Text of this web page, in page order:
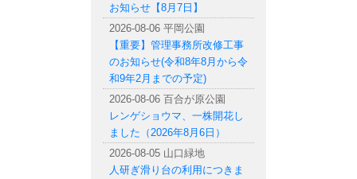
お知らせ【8月7日】
2026-08-06 平岡公園
【重要】管理事務所改修工事
のお知らせ(令和8年8月から令
和9年2月までの予定)
2026-08-06 百合が原公園
レンゲショウマ、一株開花し
ました（2026年8月6日）
2026-08-05 山口緑地
人研ぎ滑り台の利用につきま